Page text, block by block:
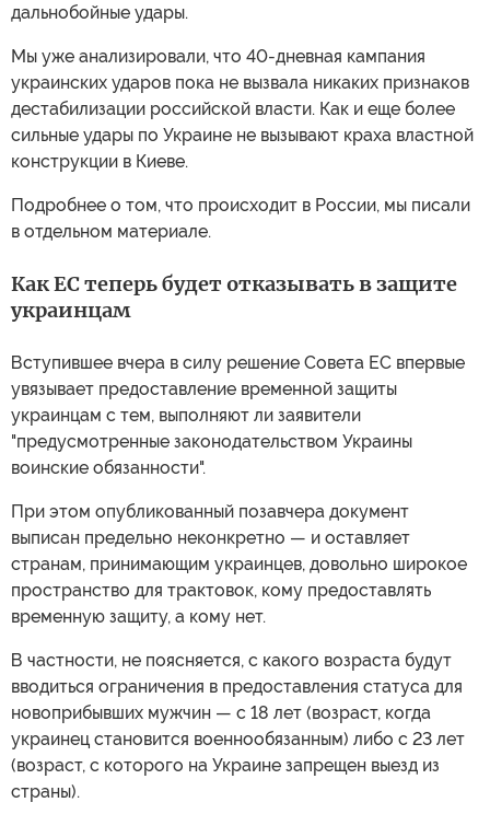
дальнобойные удары.
Мы уже анализировали, что 40-дневная кампания
украинских ударов пока не вызвала никаких признаков
дестабилизации российской власти. Как и еще более
сильные удары по Украине не вызывают краха властной
конструкции в Киеве.
Подробнее о том, что происходит в России, мы писали
в отдельном материале.
Как ЕС теперь будет отказывать в защите
украинцам
Вступившее вчера в силу решение Совета ЕС впервые
увязывает предоставление временной защиты
украинцам с тем, выполняют ли заявители
"предусмотренные законодательством Украины
воинские обязанности".
При этом опубликованный позавчера документ
выписан предельно неконкретно — и оставляет
странам, принимающим украинцев, довольно широкое
пространство для трактовок, кому предоставлять
временную защиту, а кому нет.
В частности, не поясняется, с какого возраста будут
вводиться ограничения в предоставления статуса для
новоприбывших мужчин — с 18 лет (возраст, когда
украинец становится военнообязанным) либо с 23 лет
(возраст, с которого на Украине запрещен выезд из
страны).